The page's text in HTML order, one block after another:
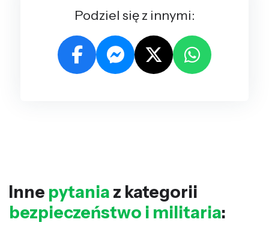
Podziel się z innymi:
Inne pytania z kategorii
bezpieczeństwo i militaria: